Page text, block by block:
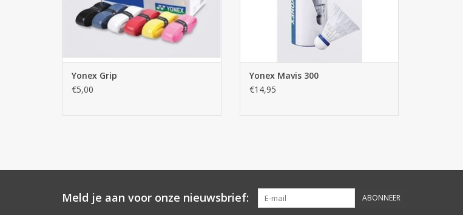
Yonex Grip
€5,00
Yonex Mavis 300
€14,95
Meld je aan voor onze nieuwsbrief: ABONNEER